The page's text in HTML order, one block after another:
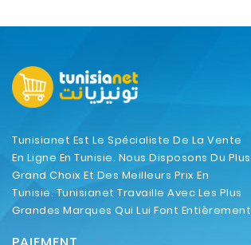
Tunisianet Est Le Spécialiste De La Vente
En Ligne En Tunisie. Nous Disposons Du Plus
Grand Choix Et Des Meilleurs Prix En
Tunisie. Tunisianet Travaille Avec Les Plus
Grandes Marques Qui Lui Font Entièrement